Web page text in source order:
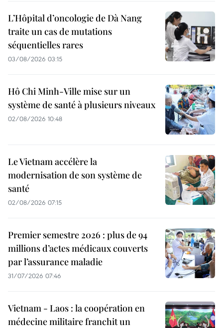
L’Hôpital d’oncologie de Dà Nang
traite un cas de mutations
séquentielles rares
03/08/2026 03:15
Hô Chi Minh-Ville mise sur un
système de santé à plusieurs niveaux
02/08/2026 10:48
Le Vietnam accélère la
modernisation de son système de
santé
02/08/2026 07:15
Premier semestre 2026 : plus de 94
millions d’actes médicaux couverts
par l’assurance maladie
31/07/2026 07:46
Vietnam - Laos : la coopération en
médecine militaire franchit un